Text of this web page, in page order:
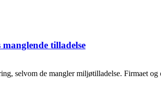
tilladelse
selvom de mangler miljøtilladelse. Firmaet